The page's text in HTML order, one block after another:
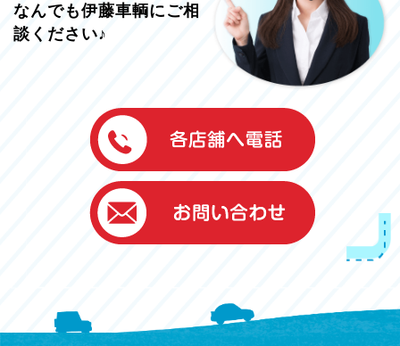
なんでも伊藤車輌にご相
談ください♪
伊藤車輌（本社）
050-5851-0337
グッドワン浜松
050-5851-0338
浜北店
050-5851-0339
（年中無休24h対応）